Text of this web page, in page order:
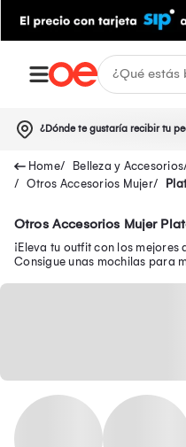
¿Dónde te gustaría recibir tu
Belleza y Accesorios
Otros Accesorios Mujer
Otros Accesorios Mujer
¡Eleva tu outfit con los
Consigue unas mochilas para